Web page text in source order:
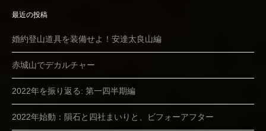
最近の投稿
婚約登山道具を装備せよ！安達太良山編
赤城山でデカルチャー
2022年を振り返る: 第一四半期編
2022年始動：隕石と四社まいりと、ビフォーアフター